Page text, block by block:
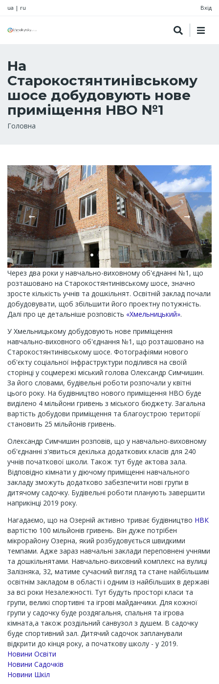
ua | ru Вхід
На
Старокостянтинівському
шосе добудовують нове
приміщення НВО №1
Рядок
Головна
Через два роки у навчально-виховному об'єднанні №1, що
розташовано на Старокостянтинівському шосе, значно
зросте кількість учнів та дошкільнят. Освітній заклад почали
добудовувати, щоб збільшити його проектну потужність.
Далі про це детальніше розповість «Хмельницький».
У Хмельницькому добудовують нове приміщення
навчально-виховного об'єднання №1, що розташовано на
Старокостянтинівському шосе. Фотографіями нового
об'єкту соціальної інфраструктури поділився на своїй
сторінці у соцмережі міський голова Олександр Симчишин.
За його словами, будівельні роботи розпочали у квітні
цього року. На будівництво нового приміщення НВО буде
виділено 4 мільйони гривень з міського бюджету. Загальна
вартість добудови приміщення та благоустрою території
становить 25 мільйонів гривень.
Олександр Симчишин розповів, що у навчально-виховному
об'єднанні з'явиться декілька додаткових класів для 240
учнів початкової школи. Також тут буде актова зала.
Відповідно кімнати у діючому приміщенні навчального
закладу зможуть додатково забезпечити нові групи в
дитячому садочку. Будівельні роботи планують завершити
наприкінці 2019 року.
Нагадаємо, що на Озерній активно триває будівництво НВК
вартістю 100 мільйонів гривень. Він дуже потрібен
мікрорайону Озерна, який розбудовується швидкими
темпами. Адже зараз навчальні заклади переповнені учнями
та дошкільнятами. Навчально-виховний комплекс на вулиці
Залізняка, 32, матиме сучасний вигляд та стане найбільшим
освітнім закладом в області і одним із найбільших в державі
за всі роки Незалежності. Тут будуть просторі класи та
групи, великі спортивні та ігрові майданчики. Для кожної
групи у садочку буде роздягальня, спальня та ігрова
кімната,а також роздільний санвузол з душем. В садочку
буде спортивний зал. Дитячий садочок запланували
відкрити до кінця року, а початкову школу - у 2019.
Новини Освіти
Новини Садочків
Новини Шкіл